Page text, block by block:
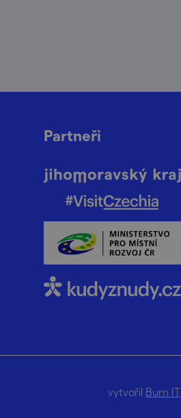
Partneři
vytvořil Burn IT